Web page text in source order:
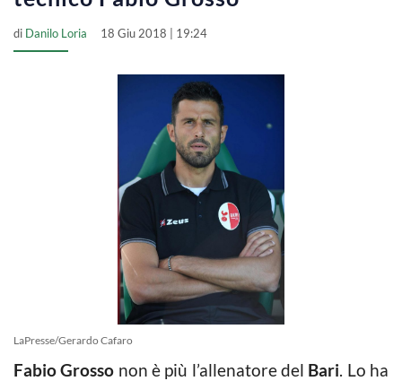
di Danilo Loria 18 Giu 2018 | 19:24
LaPresse/Gerardo Cafaro
Fabio Grosso non è più l’allenatore del Bari. Lo ha